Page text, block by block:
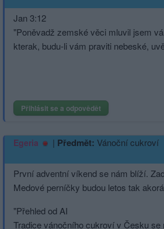
Jan 3:12
"Poněvadž zemské věci mluvil jsem
kterak, budu-li vám praviti nebeské,
Přihlásit se a odpovědět
Egeria | Předmět: Vánoční cukroví
První adventní víkend se nám blíží.
Medové perníčky budou letos tak
"Přehled od AI
Tradice vánočního cukroví v Česku se